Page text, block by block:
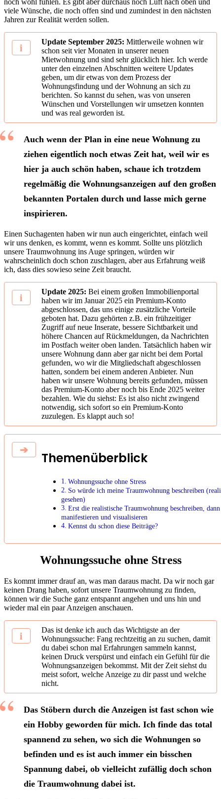
viele Wünsche, die noch offen sind und zumindest in den nächsten
Jahren zur Realität werden sollen.
Update September 2025: Mittlerweile wohnen wir
schon seit vier Monaten in unserer neuen
Mietwohnung und sind sehr glücklich hier. Ich werde
unter den einzelnen Abschnitten weitere Updates
geben, um dir etwas von dem Prozess der
Wohnungsfindung und der Wohnung an sich zu
berichten. So kannst du sehen, was von unseren
Wünschen und Vorstellungen wir umsetzen konnten
und was real geworden ist.
Auch wenn der Plan in eine neue Wohnung zu
ziehen eigentlich noch etwas Zeit hat, weil wir es
hier ja auch schön haben, schaue ich trotzdem
regelmäßig die Wohnungsanzeigen auf den großen
bekannten Portalen durch und lasse mich gerne
inspirieren.
Einen Suchagenten haben wir nun auch eingerichtet, einfach weil
wir uns denken, es kommt, wenn es kommt. Sollte uns plötzlich
unsere Traumwohnung ins Auge springen, würden wir
wahrscheinlich doch schon zuschlagen, aber aus Erfahrung weiß
ich, dass dies sowieso seine Zeit braucht.
Update 2025: Bei einem großen Immobilienportal
haben wir im Januar 2025 ein Premium-Konto
abgeschlossen, das uns einige zusätzliche Vorteile
geboten hat. Dazu gehörten z.B. ein frühzeitiger
Zugriff auf neue Inserate, bessere Sichtbarkeit und
höhere Chancen auf Rückmeldungen, da Nachrichten
im Postfach weiter oben landen. Tatsächlich haben wir
unsere Wohnung dann aber gar nicht bei dem Portal
gefunden, wo wir die Mitgliedschaft abgeschlossen
hatten, sondern bei einem anderen Anbieter. Nun
haben wir unsere Wohnung bereits gefunden, müssen
das Premium-Konto aber noch bis Ende 2025 weiter
bezahlen. Wie du siehst: Es ist also nicht zwingend
notwendig, sich sofort so ein Premium-Konto
zuzulegen. Es klappt auch so!
Themenüberblick
Wohnungssuche ohne Stress
So würde ich meine Traumwohnung beschreiben
gesehen)
Erst die realistische Traumwohnung beschreiben, dann
manifestieren und visualisieren
Kennst du schon diese Beiträge?
Wohnungssuche ohne Stress
Es kommt immer drauf an, was man daraus macht. Da wir noch gar
keinen Drang haben, sofort unsere Traumwohnung zu finden,
können wir die Suche ganz entspannt angehen und uns hin und
wieder mal ein paar Anzeigen anschauen.
Das ist denke ich auch das Wichtigste an der
Wohnungssuche: Fang rechtzeitig an zu suchen, damit
du dabei schon mal Erfahrungen sammeln kannst,
keinen Druck verspürst und einfach ein Gefühl für die
Wohnungsanzeigen bekommst. Mit der Zeit siehst du
meist sofort, welche Anzeige zu dir passt und welche
nicht.
Das Stöbern durch die Anzeigen ist fast schon wie
ein Hobby geworden für mich. Ich finde das total
spannend zu sehen, wo sich die Wohnungen so
befinden und es ist auch immer ein bisschen
Spannung dabei, ob vielleicht zufällig doch schon
die Traumwohnung dabei ist.